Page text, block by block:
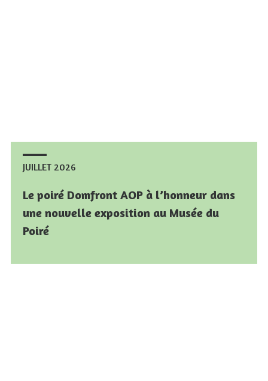
JUILLET 2026
Le poiré Domfront AOP à l’honneur dans
une nouvelle exposition au Musée du
Poiré
JUILLET 2026
Le poiré Domfront AOP à l’honneur dans
une nouvelle exposition au Musée du
Poiré